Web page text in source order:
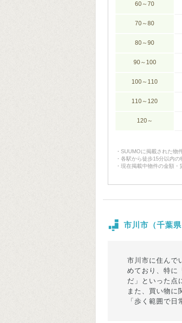
60～70
70～80
80～90
90～100
100～110
110～120
120～
SUUMOに掲載された物
各駅から徒歩15分以内の
現在掲載中物件の金額・
市川市（千葉
市川市に住んで
めており、特に
だ」といった点
また、買い物に
「歩く範囲で